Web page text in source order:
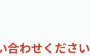
合わせください